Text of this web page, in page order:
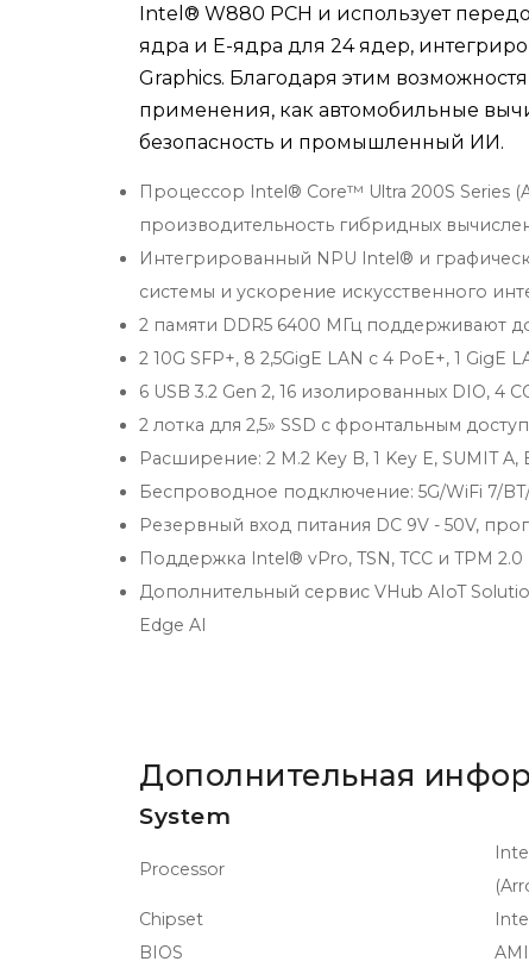
Intel® W880 PCH и использует
ядра и E-ядра для 24 ядер,
Graphics. Благодаря этим
применения, как автомобильные
безопасность и промышленный ИИ.
Процессор Intel® Core™ Ultra 200S Series
производительность гибридных
Интегрированный NPU Intel® и
системы и ускорение искусственного
2 памяти DDR5 6400 МГц поддерживают
2 10G SFP+, 8 2,5GigE LAN с 4 PoE+, 1 GigE
6 USB 3.2 Gen 2, 16 изолированных DIO, 4
2 лотка для 2,5» SSD с фронтальным
Расширение: 2 M.2 Key B, 1 Key E, SUMIT A,
Беспроводное подключение: 5G/WiFi 7/BT/
Резервный вход питания DC 9V - 50V,
Поддержка Intel® vPro, TSN, TCC и TPM 2.0
Дополнительный сервис VHub AIoT
Edge AI
Дополнительная
System
Processor
Chipset
BIOS
AMI